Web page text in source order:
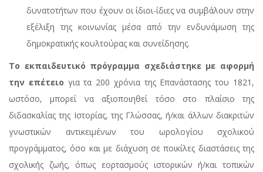
δυνατοτήτων που έχουν οι ίδιοι-ίδιες να συμβάλουν στην
εξέλιξη της κοινωνίας μέσα από την ενδυνάμωση της
δημοκρατικής κουλτούρας και συνείδησης.
Το εκπαιδευτικό πρόγραμμα σχεδιάστηκε με αφορμή
την επέτειο για τα 200 χρόνια της Επανάστασης του 1821,
ωστόσο, μπορεί να αξιοποιηθεί τόσο στο πλαίσιο της
διδασκαλίας της Ιστορίας, της Γλώσσας, ή/και άλλων διακριτών
γνωστικών αντικειμένων του ωρολογίου σχολικού
προγράμματος, όσο και με διάχυση σε ποικίλες διαστάσεις της
σχολικής ζωής, όπως εορτασμούς ιστορικών ή/και τοπικών